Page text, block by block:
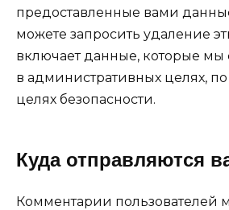
предоставленные вами
можете запросить удаление
включает данные, которые мы
в административных целях,
целях безопасности.
Куда отправляются
Комментарии пользователей